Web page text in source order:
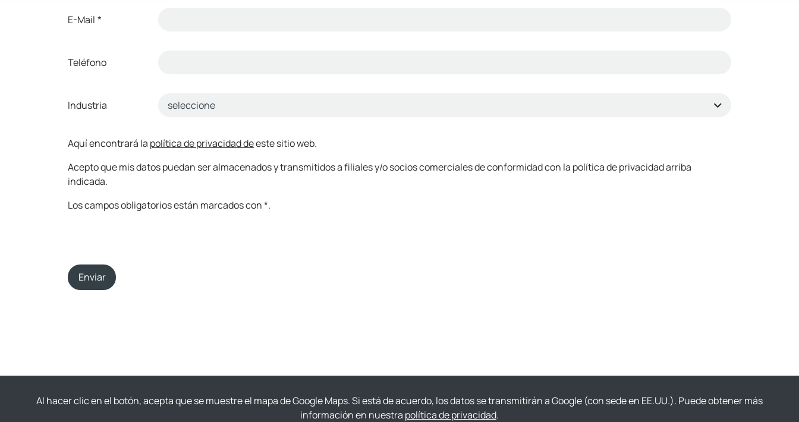
E-Mail *
Teléfono
Industria
Aquí encontrará la política de privacidad deeste sitio web.
Acepto que mis datos puedan ser almacenados y transmitidos a filiales y/o socios comerciales de conformidad con la política de privacidad arriba
indicada.
Los campos obligatorios están marcados con *.
Enviar
Al hacer clic en el botón, acepta que se muestre el mapa de Google Maps. Si está de acuerdo, los datos se transmitirán a Google (con sede en EE.UU.). Puede obtener más
información en nuestra política de privacidad.